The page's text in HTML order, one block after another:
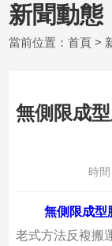
新聞動態
當前位置：首頁 >
無側限成
時
無側限成型
老式方法反複搬